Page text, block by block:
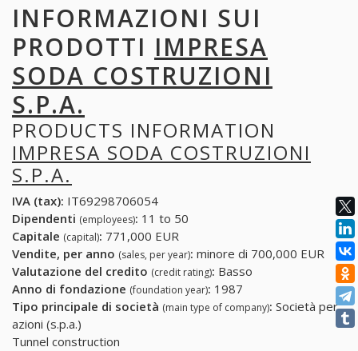
INFORMAZIONI SUI
PRODOTTI IMPRESA
SODA COSTRUZIONI
S.P.A.
PRODUCTS INFORMATION
IMPRESA SODA COSTRUZIONI
S.P.A.
IVA (tax): IT69298706054
Dipendenti (employees): 11 to 50
Capitale (capital): 771,000 EUR
Vendite, per anno (sales, per year): minore di 700,000 EUR
Valutazione del credito (credit rating): Basso
Anno di fondazione (foundation year): 1987
Tipo principale di società (main type of company): Società per
azioni (s.p.a.)
Tunnel construction